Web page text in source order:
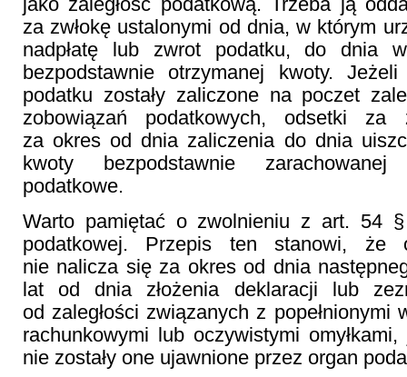
za zwłokę ustalonymi od dnia, w którym
nadpłatę lub zwrot podatku, do dnia
bezpodstawnie otrzymanej kwoty.
podatku zostały zaliczone na poczet
zobowiązań podatkowych, odsetki za
za okres od dnia zaliczenia do dnia
kwoty bezpodstawnie
podatkowe.
Warto pamiętać o zwolnieniu z art. 54
podatkowej. Przepis ten stanowi, że
nie nalicza się za okres od dnia
lat od dnia złożenia deklaracji lub
od zaległości związanych z popełnionymi
rachunkowymi lub oczywistymi
nie zostały one ujawnione przez organ